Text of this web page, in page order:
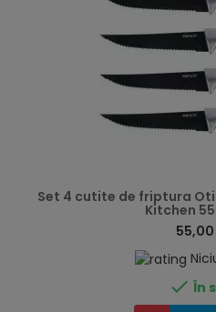
Set 4 cutite de friptura
Kitchen
 În